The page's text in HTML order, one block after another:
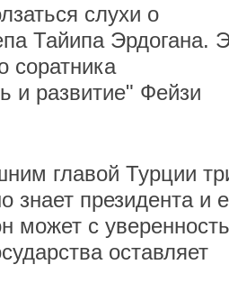
слухи о
Тайипа Эрдогана.
соратника
и развитие" Фейзи
главой Турции
знает президента и
может с
оставляет